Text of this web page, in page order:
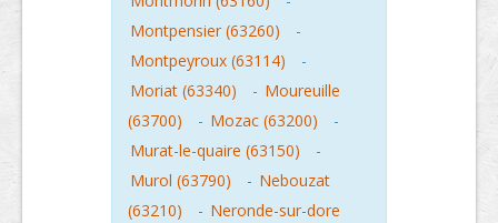
Montpensier (63260)
-
Montpeyroux (63114)
-
Moriat (63340)
- Moureuille
(63700)
- Mozac (63200)
-
Murat-le-quaire (63150)
-
Murol (63790)
- Nebouzat
(63210)
- Neronde-sur-dore